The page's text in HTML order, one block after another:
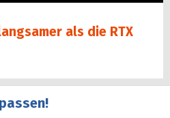
als die RTX